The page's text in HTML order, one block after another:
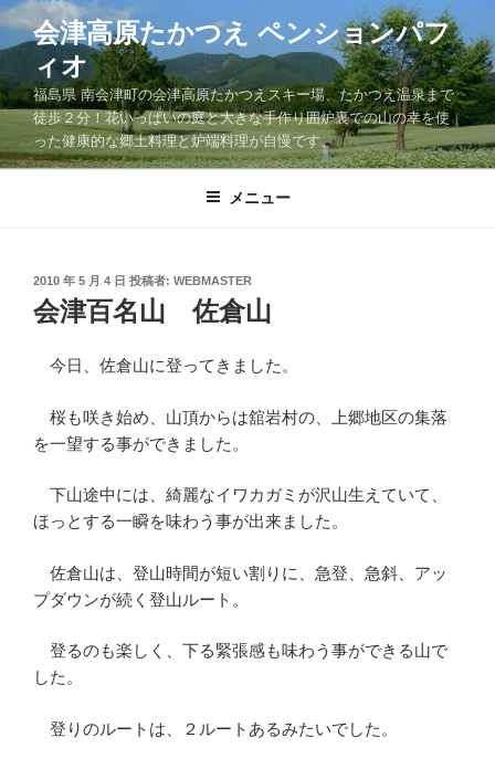
コ
ン
ツ
へ
ス
会津高原たかつえ ペンションパフ
ィオ
福島県 南会津町の会津高原たかつえスキー場、たかつえ温泉まで
徒歩２分！花いっぱいの庭と大きな手作り囲炉裏での山の幸を使
った健康的な郷土料理と炉端料理が自慢です。
メニュー
投
稿
日:
2010 年 5 月 4 日 投稿者: WEBMASTER
会津百名山 佐倉山
今日、佐倉山に登ってきました。
桜も咲き始め、山頂からは舘岩村の、上郷地区の集落
を一望する事ができました。
下山途中には、綺麗なイワカガミが沢山生えていて、
ほっとする一瞬を味わう事が出来ました。
佐倉山は、登山時間が短い割りに、急登、急斜、アッ
プダウンが続く登山ルート。
登るのも楽しく、下る緊張感も味わう事ができる山で
した。
登りのルートは、２ルートあるみたいでした。